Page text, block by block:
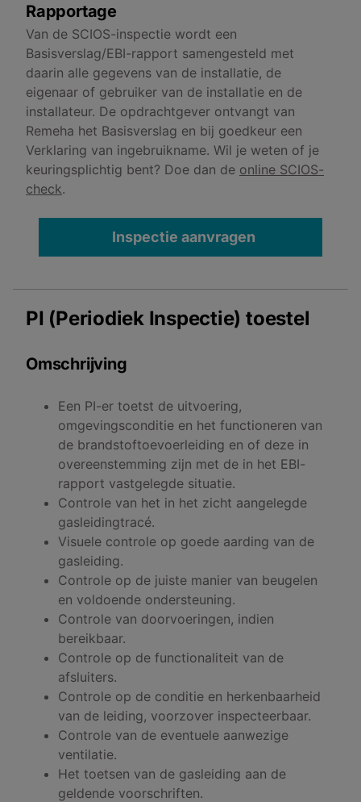
Rapportage
Van de SCIOS-inspectie wordt een
Basisverslag/EBI-rapport samengesteld met
daarin alle gegevens van de installatie, de
eigenaar of gebruiker van de installatie en de
installateur. De opdrachtgever ontvangt van
Remeha het Basisverslag en bij goedkeur een
Verklaring van ingebruikname. Wil je weten of je
keuringsplichtig bent? Doe dan de online SCIOS-
check.
Inspectie aanvragen
PI (Periodiek Inspectie) toestel
Omschrijving
Een PI-er toetst de uitvoering,
omgevingsconditie en het functioneren van
de brandstoftoevoerleiding en of deze in
overeenstemming zijn met de in het EBI-
rapport vastgelegde situatie.
Controle van het in het zicht aangelegde
gasleidingtracé.
Visuele controle op goede aarding van de
gasleiding.
Controle op de juiste manier van beugelen
en voldoende ondersteuning.
Controle van doorvoeringen, indien
bereikbaar.
Controle op de functionaliteit van de
afsluiters.
Controle op de conditie en herkenbaarheid
van de leiding, voorzover inspecteerbaar.
Controle van de eventuele aanwezige
ventilatie.
Het toetsen van de gasleiding aan de
geldende voorschriften.